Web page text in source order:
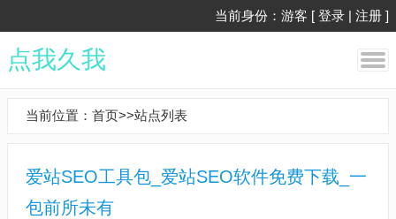
当前身份：游客 [ 登录 | 注册 ]
点我久我
当前位置： 首页>>站点列表
爱站SEO工具包_爱站SEO软件免费下载_一
包前所未有